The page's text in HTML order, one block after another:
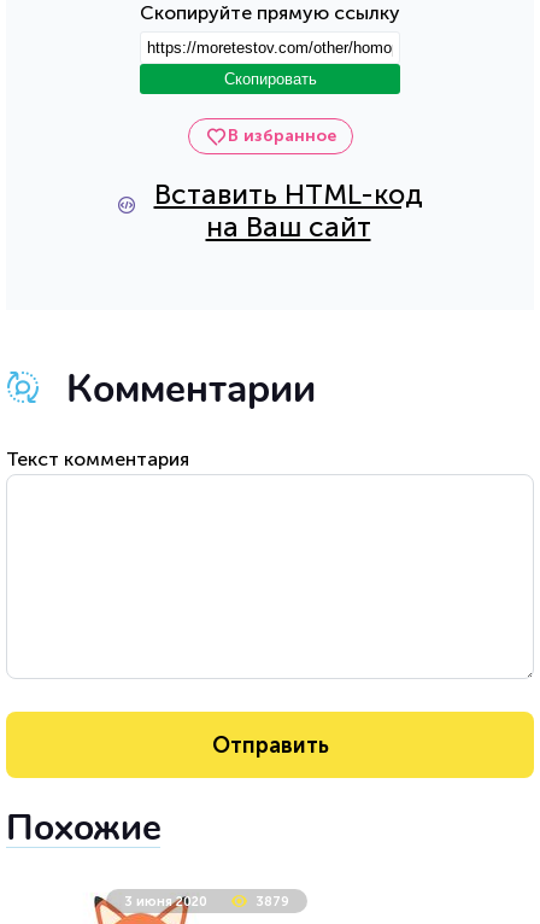
В избранное
Вставить HTML-код
на Ваш сайт
Скопируйте прямую ссылку
Скопировать
Комментарии
Текст комментария
Похожие
3 июня 2020 3879